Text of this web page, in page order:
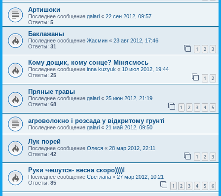
Артишоки
Последнее сообщение galari « 22 сен 2012, 09:57
Ответы: 5
Баклажаны
Последнее сообщение Жасмин « 23 авг 2012, 17:46
Ответы: 31 1 2 3
Кому дощик, кому сонце? Міняємось
Последнее сообщение inna kuzyuk « 10 июл 2012, 19:44
Ответы: 25 1 2
Пряные травы
Последнее сообщение galari « 25 июн 2012, 21:19
Ответы: 68 1 2 3 4 5
агроволокно і розсада у відкритому грунті
Последнее сообщение galari « 21 май 2012, 09:50
Лук порей
Последнее сообщение Олеся « 28 мар 2012, 22:11
Ответы: 42 1 2 3
Руки чешутся- весна скоро))))!
Последнее сообщение Светлана « 27 мар 2012, 10:21
Ответы: 85 1 2 3 4 5 6